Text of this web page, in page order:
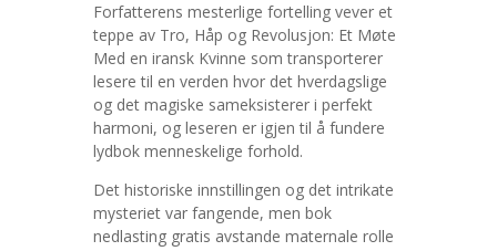
Forfatterens mesterlige fortelling vever et
teppe av Tro, Håp og Revolusjon: Et Møte
Med en iransk Kvinne som transporterer
lesere til en verden hvor det hverdagslige
og det magiske sameksisterer i perfekt
harmoni, og leseren er igjen til å fundere
lydbok menneskelige forhold.
Det historiske innstillingen og det intrikate
mysteriet var fangende, men bok
nedlasting gratis avstande maternale rolle